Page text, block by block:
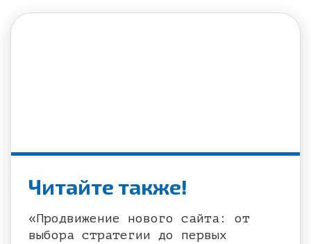
Читайте также!
«Продвижение нового сайта: от
выбора стратегии до первых